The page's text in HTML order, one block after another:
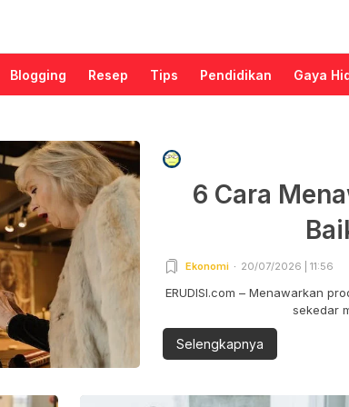
Blogging Resep Tips Pendidikan Gaya
6 Cara
Ekonomi 20/07/2026 | 11:56
ERUDISI.com – Menawarkan
sekedar
Selengkapnya